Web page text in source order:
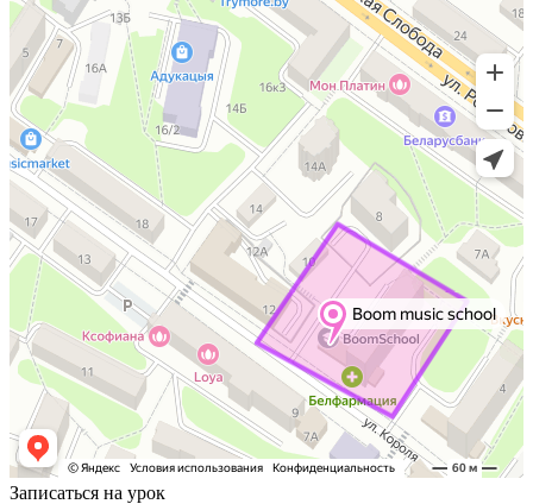
Записаться на урок